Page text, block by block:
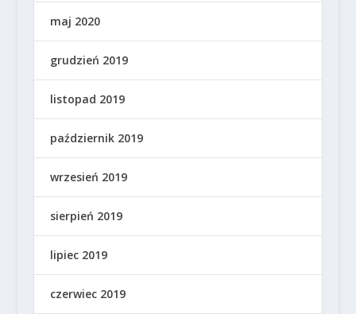
maj 2020
grudzień 2019
listopad 2019
październik 2019
wrzesień 2019
sierpień 2019
lipiec 2019
czerwiec 2019